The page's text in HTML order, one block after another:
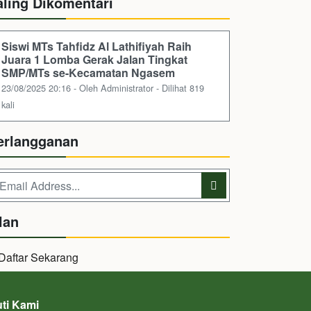
Siswi MTs Tahfidz Al Lathifiyah Raih
Juara 1 Lomba Gerak Jalan Tingkat
SMP/MTs se-Kecamatan Ngasem
23/08/2025 20:16 - Oleh Administrator - Dilihat 819
kali
Kami